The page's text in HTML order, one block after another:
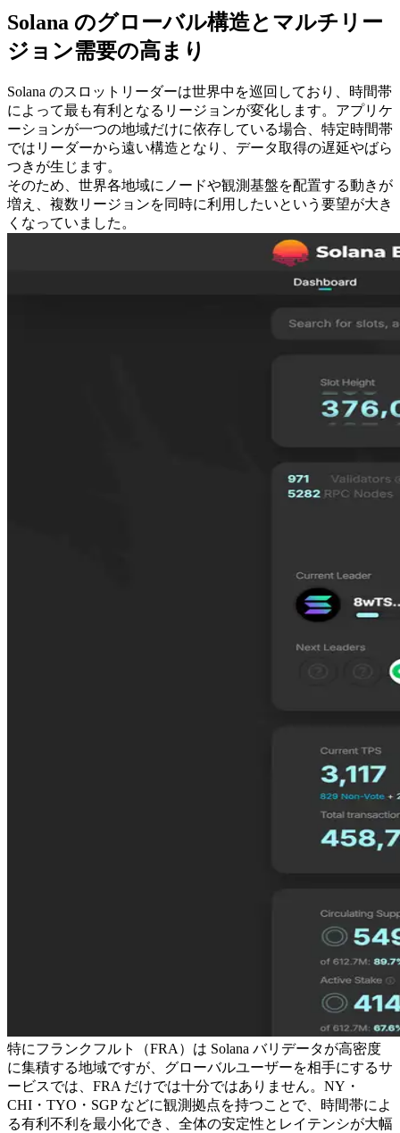
Solana のグローバル構造とマルチリー
ジョン需要の高まり
Solana のスロットリーダーは世界中を巡回しており、時間帯
によって最も有利となるリージョンが変化します。アプリケ
ーションが一つの地域だけに依存している場合、特定時間帯
ではリーダーから遠い構造となり、データ取得の遅延やばら
つきが生じます。
そのため、世界各地域にノードや観測基盤を配置する動きが
増え、複数リージョンを同時に利用したいという要望が大き
くなっていました。
特にフランクフルト（FRA）は Solana バリデータが高密度
に集積する地域ですが、グローバルユーザーを相手にするサ
ービスでは、FRA だけでは十分ではありません。NY・
CHI・TYO・SGP などに観測拠点を持つことで、時間帯によ
る有利不利を最小化でき、全体の安定性とレイテンシが大幅